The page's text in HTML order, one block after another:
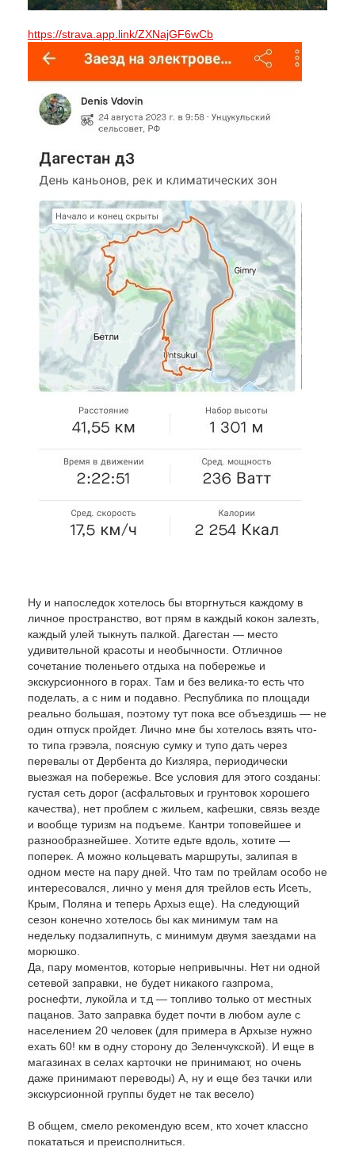
https://strava.app.link/ZXNajGF6wCb
Ну и напоследок хотелось бы вторгнуться каждому в
личное пространство, вот прям в каждый кокон залезть,
каждый улей тыкнуть палкой. Дагестан — место
удивительной красоты и необычности. Отличное
сочетание тюленьего отдыха на побережье и
экскурсионного в горах. Там и без велика-то есть что
поделать, а с ним и подавно. Республика по площади
реально большая, поэтому тут пока все объездишь — не
один отпуск пройдет. Лично мне бы хотелось взять что-
то типа грэвэла, поясную сумку и тупо дать через
перевалы от Дербента до Кизляра, периодически
выезжая на побережье. Все условия для этого созданы:
густая сеть дорог (асфальтовых и грунтовок хорошего
качества), нет проблем с жильем, кафешки, связь везде
и вообще туризм на подъеме. Кантри топовейшее и
разнообразнейшее. Хотите едьте вдоль, хотите —
поперек. А можно кольцевать маршруты, залипая в
одном месте на пару дней. Что там по трейлам особо не
интересовался, лично у меня для трейлов есть Исеть,
Крым, Поляна и теперь Архыз еще). На следующий
сезон конечно хотелось бы как минимум там на
недельку подзалипнуть, с минимум двумя заездами на
морюшко.
Да, пару моментов, которые непривычны. Нет ни одной
сетевой заправки, не будет никакого газпрома,
роснефти, лукойла и т.д — топливо только от местных
пацанов. Зато заправка будет почти в любом ауле с
населением 20 человек (для примера в Архызе нужно
ехать 60! км в одну сторону до Зеленчукской). И еще в
магазинах в селах карточки не принимают, но очень
даже принимают переводы) А, ну и еще без тачки или
экскурсионной группы будет не так весело)
В общем, смело рекомендую всем, кто хочет классно
покататься и преисполниться.